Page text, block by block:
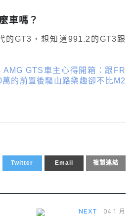
車嗎？
的GT3，想知道991.2的GT3跟
AMG GTS車主心得開箱：跟FR
的前置後驅山路樂趣卻不比M2
Twitter Email 複製連結
NEXT
04 1 月